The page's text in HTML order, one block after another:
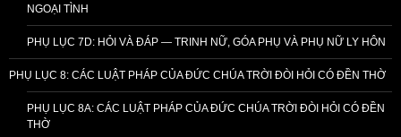
NGOẠI TÌNH
PHỤ LỤC 7D: HỎI VÀ ĐÁP — TRINH NỮ, GÓA PHỤ VÀ PHỤ NỮ LY HÔN
PHỤ LỤC 8: CÁC LUẬT PHÁP CỦA ĐỨC CHÚA TRỜI ĐÒI HỎI CÓ ĐỀN THỜ
PHỤ LỤC 8A: CÁC LUẬT PHÁP CỦA ĐỨC CHÚA TRỜI ĐÒI HỎI CÓ ĐỀN
THỜ